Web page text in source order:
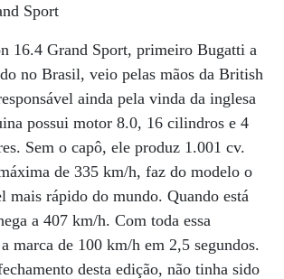
Sport
16.4 Grand Sport, primeiro Bugatti a
no Brasil, veio pelas mãos da British
ainda pela vinda da inglesa
possui motor 8.0, 16 cilindros e 4
Sem o capô, ele produz 1.001 cv.
de 335 km/h, faz do modelo o
mais rápido do mundo. Quando está
a 407 km/h. Com toda essa
marca de 100 km/h em 2,5 segundos.
desta edição, não tinha sido